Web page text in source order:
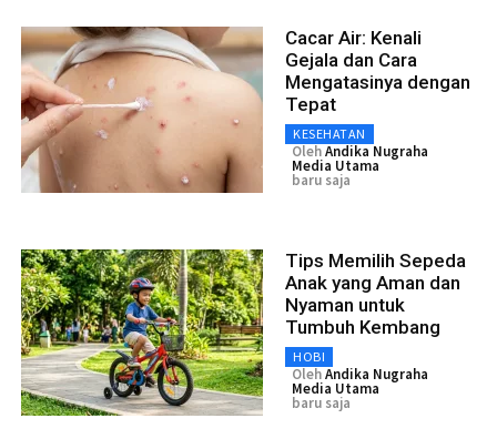
Cacar Air: Kenali
Gejala dan Cara
Mengatasinya dengan
Tepat
KESEHATAN
OlehAndika Nugraha
Media Utama
baru saja
Tips Memilih Sepeda
Anak yang Aman dan
Nyaman untuk
Tumbuh Kembang
HOBI
OlehAndika Nugraha
Media Utama
baru saja